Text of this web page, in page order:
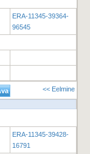
ERA-11345-39364-
96545
<< Eelmine
ERA-11345-39428-
16791